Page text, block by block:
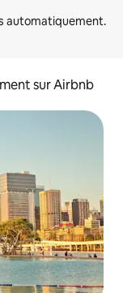
sur Airbnb